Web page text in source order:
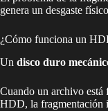
genera un desgaste
¿Cómo funciona un
Un disco duro
Cuando un archivo está
HDD, la fragmentación